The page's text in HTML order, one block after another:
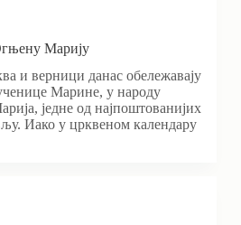
Марију
и верници данас обележавају
Марине, у народу
једне од најпоштованијих
Иако у црквеном календару